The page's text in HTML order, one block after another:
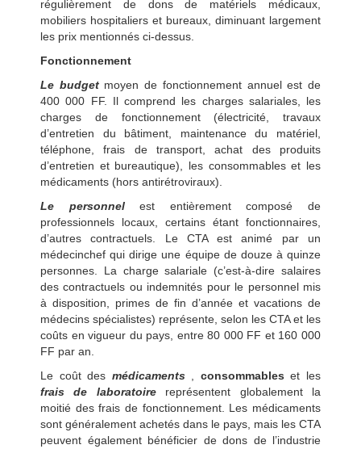
régulièrement de dons de matériels médicaux,
mobiliers hospitaliers et bureaux, diminuant largement
les prix mentionnés ci-dessus.
Fonctionnement
Le budget moyen de fonctionnement annuel est de
400 000 FF. Il comprend les charges salariales, les
charges de fonctionnement (électricité, travaux
d’entretien du bâtiment, maintenance du matériel,
téléphone, frais de transport, achat des produits
d’entretien et bureautique), les consommables et les
médicaments (hors antirétroviraux).
Le personnelest entièrement composé de
professionnels locaux, certains étant fonctionnaires,
d’autres contractuels. Le CTA est animé par un
médecinchef qui dirige une équipe de douze à quinze
personnes. La charge salariale (c’est-à-dire salaires
des contractuels ou indemnités pour le personnel mis
à disposition, primes de fin d’année et vacations de
médecins spécialistes) représente, selon les CTA et les
coûts en vigueur du pays, entre 80 000 FF et 160 000
FF par an.
Le coût des médicaments, consommableset les
frais de laboratoirereprésentent globalement la
moitié des frais de fonctionnement. Les médicaments
sont généralement achetés dans le pays, mais les CTA
peuvent également bénéficier de dons de l’industrie